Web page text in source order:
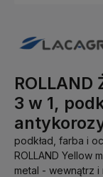
ROLLAND
3 w 1,
podkład, farba i
ROLLAND Yellow
metal - wewnątrz i